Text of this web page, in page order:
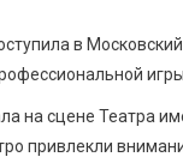
в
игры.
на сцене Театра
привлекли